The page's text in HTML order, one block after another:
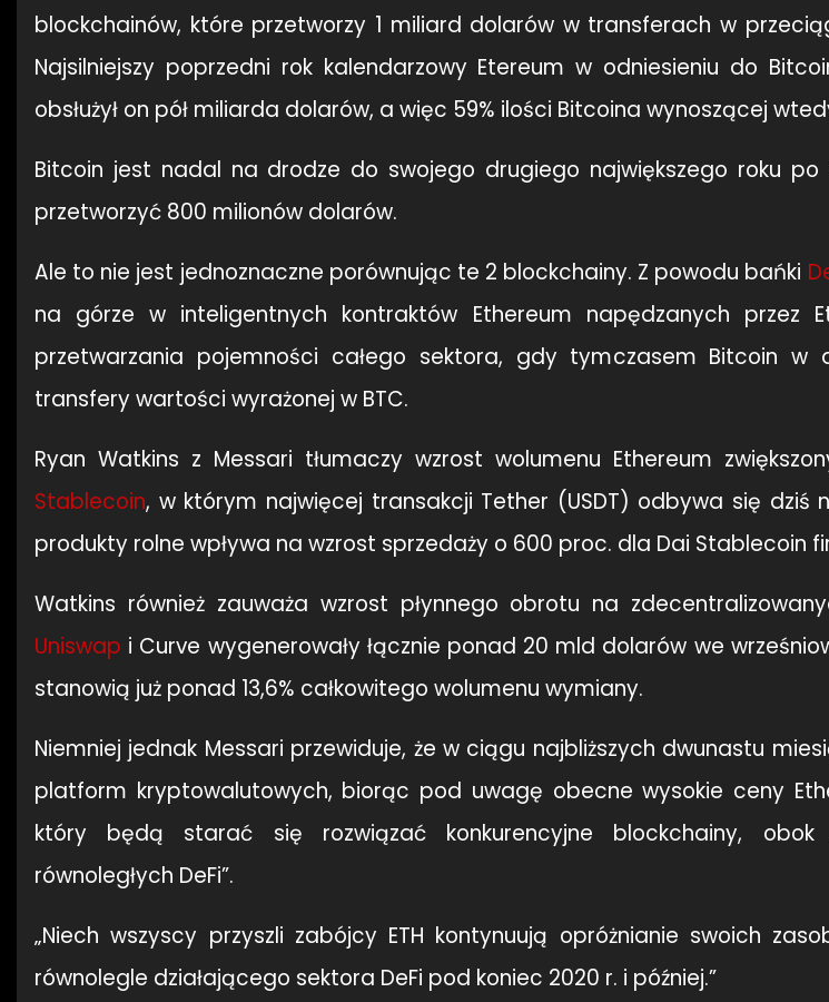
blockchainów, które przetworzy 1 miliard dolarów w transferach w
Najsilniejszy poprzedni rok kalendarzowy Etereum w odniesieniu do
obsłużył on pół miliarda dolarów, a więc 59% ilości Bitcoina wynoszącej
Bitcoin jest nadal na drodze do swojego drugiego największego roku po
przetworzyć 800 milionów dolarów.
Ale to nie jest jednoznaczne porównując te 2 blockchainy. Z powodu bańki
na górze w inteligentnych kontraktów Ethereum napędzanych przez
przetwarzania pojemności całego sektora, gdy tymczasem Bitcoin w
transfery wartości wyrażonej w BTC.
Ryan Watkins z Messari tłumaczy wzrost wolumenu Ethereum
Stablecoin, w którym najwięcej transakcji Tether (USDT) odbywa się dziś
produkty rolne wpływa na wzrost sprzedaży o 600 proc. dla Dai Stablecoin
Watkins również zauważa wzrost płynnego obrotu na
Uniswap i Curve wygenerowały łącznie ponad 20 mld dolarów we
stanowią już ponad 13,6% całkowitego wolumenu wymiany.
Niemniej jednak Messari przewiduje, że w ciągu najbliższych dwunastu
platform kryptowalutowych, biorąc pod uwagę obecne wysokie ceny
który będą starać się rozwiązać konkurencyjne blockchainy, obok
równoległych DeFi”.
„Niech wszyscy przyszli zabójcy ETH kontynuują opróżnianie swoich
równolegle działającego sektora DeFi pod koniec 2020 r. i później.”